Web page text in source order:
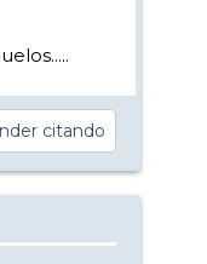
citando